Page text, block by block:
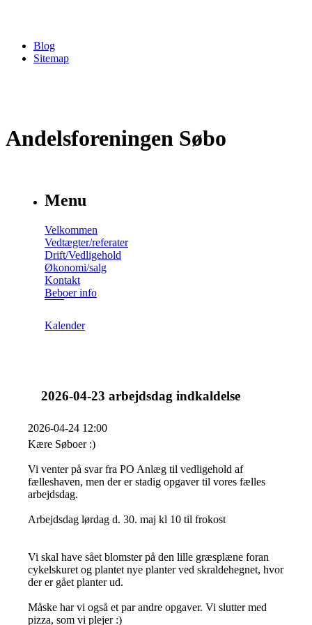
Blog
Sitemap
Andelsforeningen Søbo
Menu
Velkommen
Vedtægter/referater
Drift/Vedligehold
Økonomi/salg
Kontakt
Beboer info
Kalender
2026-04-23 arbejdsdag indkaldelse
2026-04-24 12:00
Kære Søboer :)
Vi venter på svar fra PO Anlæg til vedligehold af
fælleshaven, men der er stadig opgaver til vores fælles
arbejdsdag.
Arbejdsdag lørdag d. 30. maj kl 10 til frokost
Vi skal have sået blomster på den lille græsplæne foran
cykelskuret og plantet nye planter ved skraldehegnet, hvor
der er gået planter ud.
Måske har vi også et par andre opgaver. Vi slutter med
pizza, som vi plejer :)